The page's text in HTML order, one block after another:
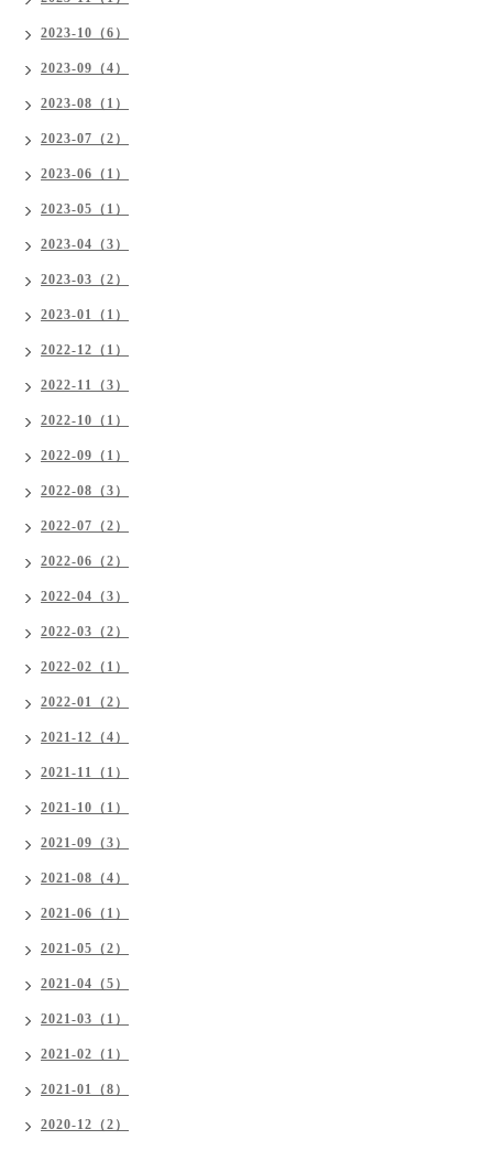
2023-10（6）
2023-09（4）
2023-08（1）
2023-07（2）
2023-06（1）
2023-05（1）
2023-04（3）
2023-03（2）
2023-01（1）
2022-12（1）
2022-11（3）
2022-10（1）
2022-09（1）
2022-08（3）
2022-07（2）
2022-06（2）
2022-04（3）
2022-03（2）
2022-02（1）
2022-01（2）
2021-12（4）
2021-11（1）
2021-10（1）
2021-09（3）
2021-08（4）
2021-06（1）
2021-05（2）
2021-04（5）
2021-03（1）
2021-02（1）
2021-01（8）
2020-12（2）